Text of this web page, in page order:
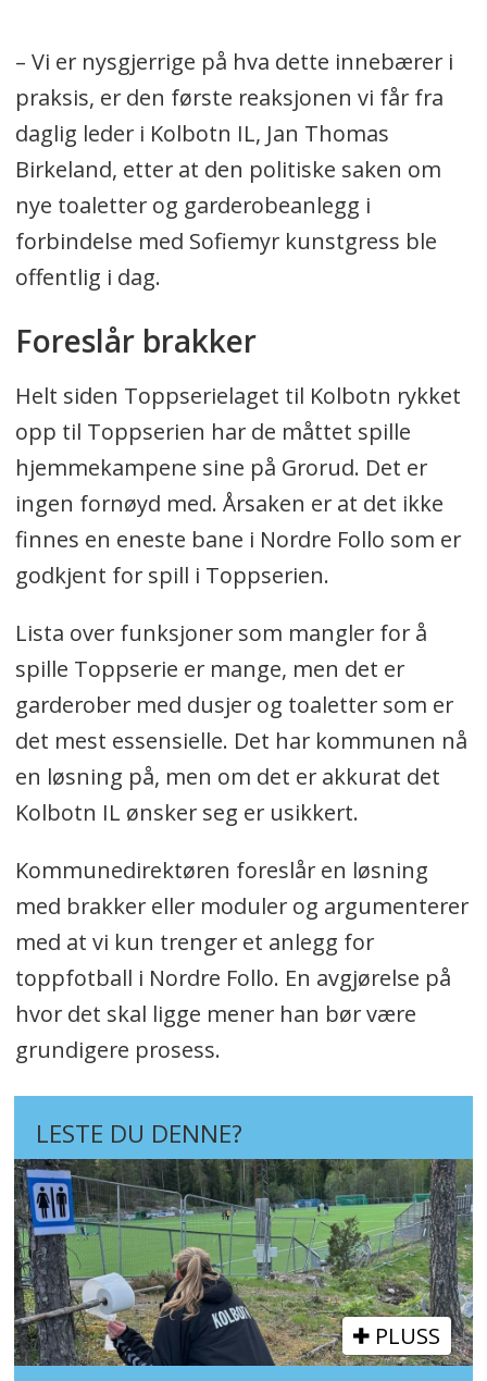
– Vi er nysgjerrige på hva dette innebærer i
praksis, er den første reaksjonen vi får fra
daglig leder i Kolbotn IL, Jan Thomas
Birkeland, etter at den politiske saken om
nye toaletter og garderobeanlegg i
forbindelse med Sofiemyr kunstgress ble
offentlig i dag.
Foreslår brakker
Helt siden Toppserielaget til Kolbotn rykket
opp til Toppserien har de måttet spille
hjemmekampene sine på Grorud. Det er
ingen fornøyd med. Årsaken er at det ikke
finnes en eneste bane i Nordre Follo som er
godkjent for spill i Toppserien.
Lista over funksjoner som mangler for å
spille Toppserie er mange, men det er
garderober med dusjer og toaletter som er
det mest essensielle. Det har kommunen nå
en løsning på, men om det er akkurat det
Kolbotn IL ønsker seg er usikkert.
Kommunedirektøren foreslår en løsning
med brakker eller moduler og argumenterer
med at vi kun trenger et anlegg for
toppfotball i Nordre Follo. En avgjørelse på
hvor det skal ligge mener han bør være
grundigere prosess.
LESTE DU DENNE?
PLUSS